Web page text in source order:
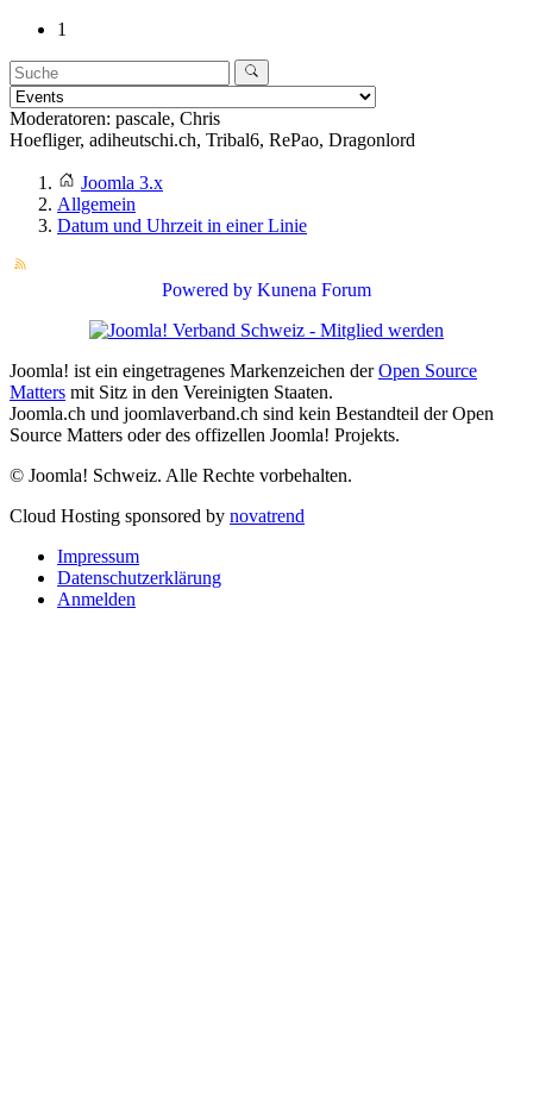
1
Moderatoren: pascale, Chris
Hoefliger, adiheutschi.ch, Tribal6, RePao, Dragonlord
Joomla 3.x
Allgemein
Datum und Uhrzeit in einer Linie
Powered by Kunena Forum
Joomla! ist ein eingetragenes Markenzeichen derOpen Source
Matters mit Sitz in den Vereinigten Staaten.
Joomla.ch und joomlaverband.ch sind kein Bestandteil der Open
Source Matters oder des offizellen Joomla! Projekts.
© Joomla! Schweiz. Alle Rechte vorbehalten.
Cloud Hosting sponsored by novatrend
Impressum
Datenschutzerklärung
Anmelden